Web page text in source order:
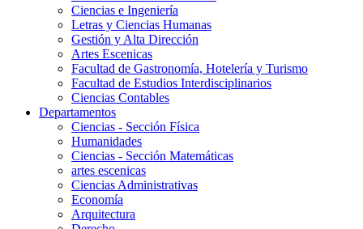
Ciencias e Ingeniería
Letras y Ciencias Humanas
Gestión y Alta Dirección
Artes Escenicas
Facultad de Gastronomía, Hotelería y Turismo
Facultad de Estudios Interdisciplinarios
Ciencias Contables
Departamentos
Ciencias - Sección Física
Humanidades
Ciencias - Sección Matemáticas
artes escenicas
Ciencias Administrativas
Economía
Arquitectura